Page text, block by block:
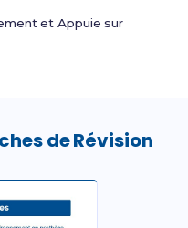
et Appuie sur
de Révision